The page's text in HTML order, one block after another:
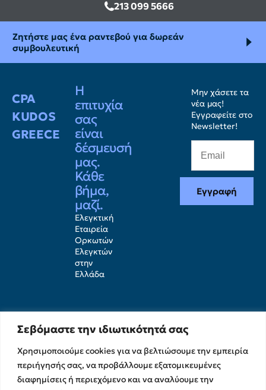
Σεβόμαστε την ιδιωτικότητά σας
Χρησιμοποιούμε cookies για να βελτιώσουμε την εμπειρία
περιήγησής σας, να προβάλλουμε εξατομικευμένες
διαφημίσεις ή περιεχόμενο και να αναλύουμε την
213 099 5666
Ζητήστε μας ένα ραντεβού για δωρεάν
συμβουλευτική
CPA
KUDOS
GREECE
Η
επιτυχία
σας
είναι
δέσμευσή
μας.
Κάθε
βήμα,
μαζί.
Ελεγκτική
Εταιρεία
Ορκωτών
Ελεγκτών
στην
Ελλάδα
Μην χάσετε τα
νέα μας!
Εγγραφείτε στο
Newsletter!
Εγγραφή